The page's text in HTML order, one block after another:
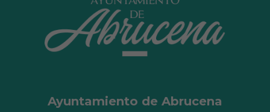
Ayuntamiento de Abrucena